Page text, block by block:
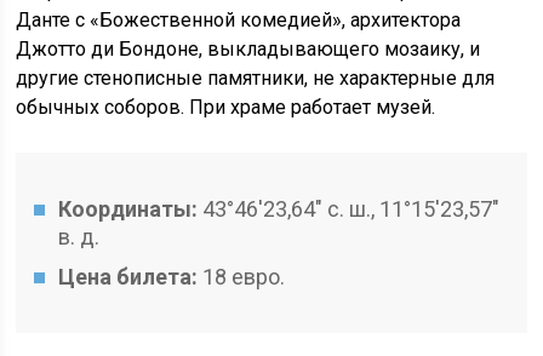
Данте с «Божественной комедией», архитектора
Джотто ди Бондоне, выкладывающего мозаику, и
другие стенописные памятники, не характерные для
обычных соборов. При храме работает музей.
Координаты: 43°46′23,64″ с. ш., 11°15′23,57″
в. д.
Цена билета: 18 евро.